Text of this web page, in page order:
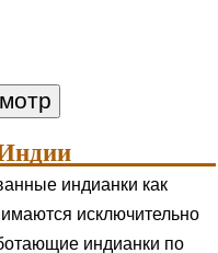
индианки как
исключительно
индианки по